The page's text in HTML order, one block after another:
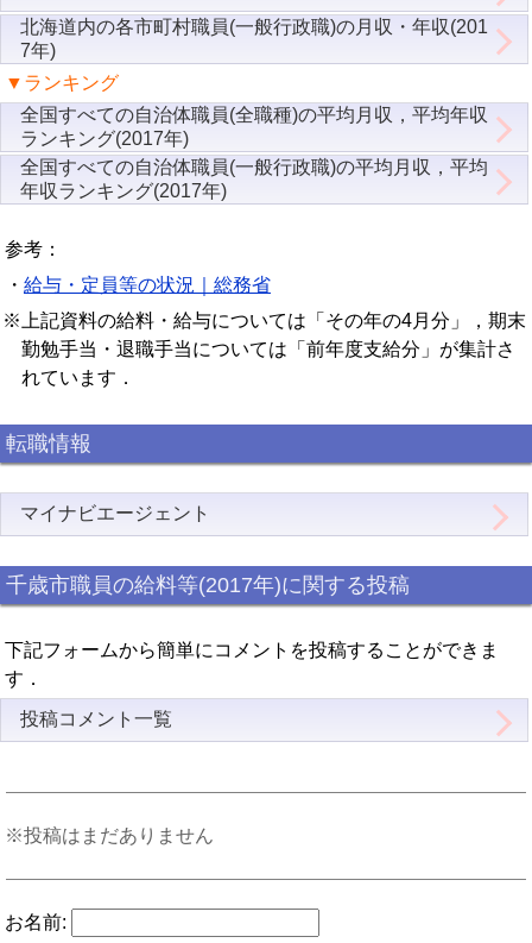
北海道内の各市町村職員(一般行政職)の月収・年収(201
7年)
▼ランキング
全国すべての自治体職員(全職種)の平均月収，平均年収
ランキング(2017年)
全国すべての自治体職員(一般行政職)の平均月収，平均
年収ランキング(2017年)
参考：
・ 給与・定員等の状況｜総務省
※上記資料の給料・給与については「その年の4月分」，期末
勤勉手当・退職手当については「前年度支給分」が集計さ
れています．
転職情報
マイナビエージェント
千歳市職員の給料等(2017年)に関する投稿
下記フォームから簡単にコメントを投稿することができま
す．
投稿コメント一覧
※投稿はまだありません
お名前: